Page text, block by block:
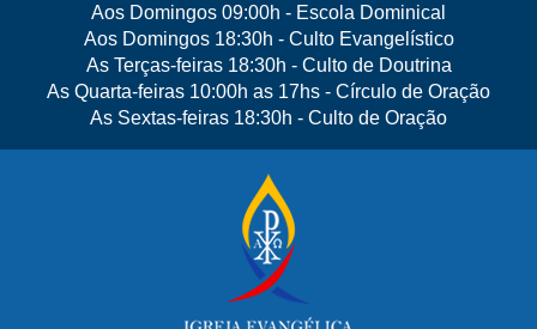
Aos Domingos 09:00h - Escola Dominical
Aos Domingos 18:30h - Culto Evangelístico
As Terças-feiras 18:30h - Culto de Doutrina
As Quarta-feiras 10:00h as 17hs - Círculo de Oração
As Sextas-feiras 18:30h - Culto de Oração